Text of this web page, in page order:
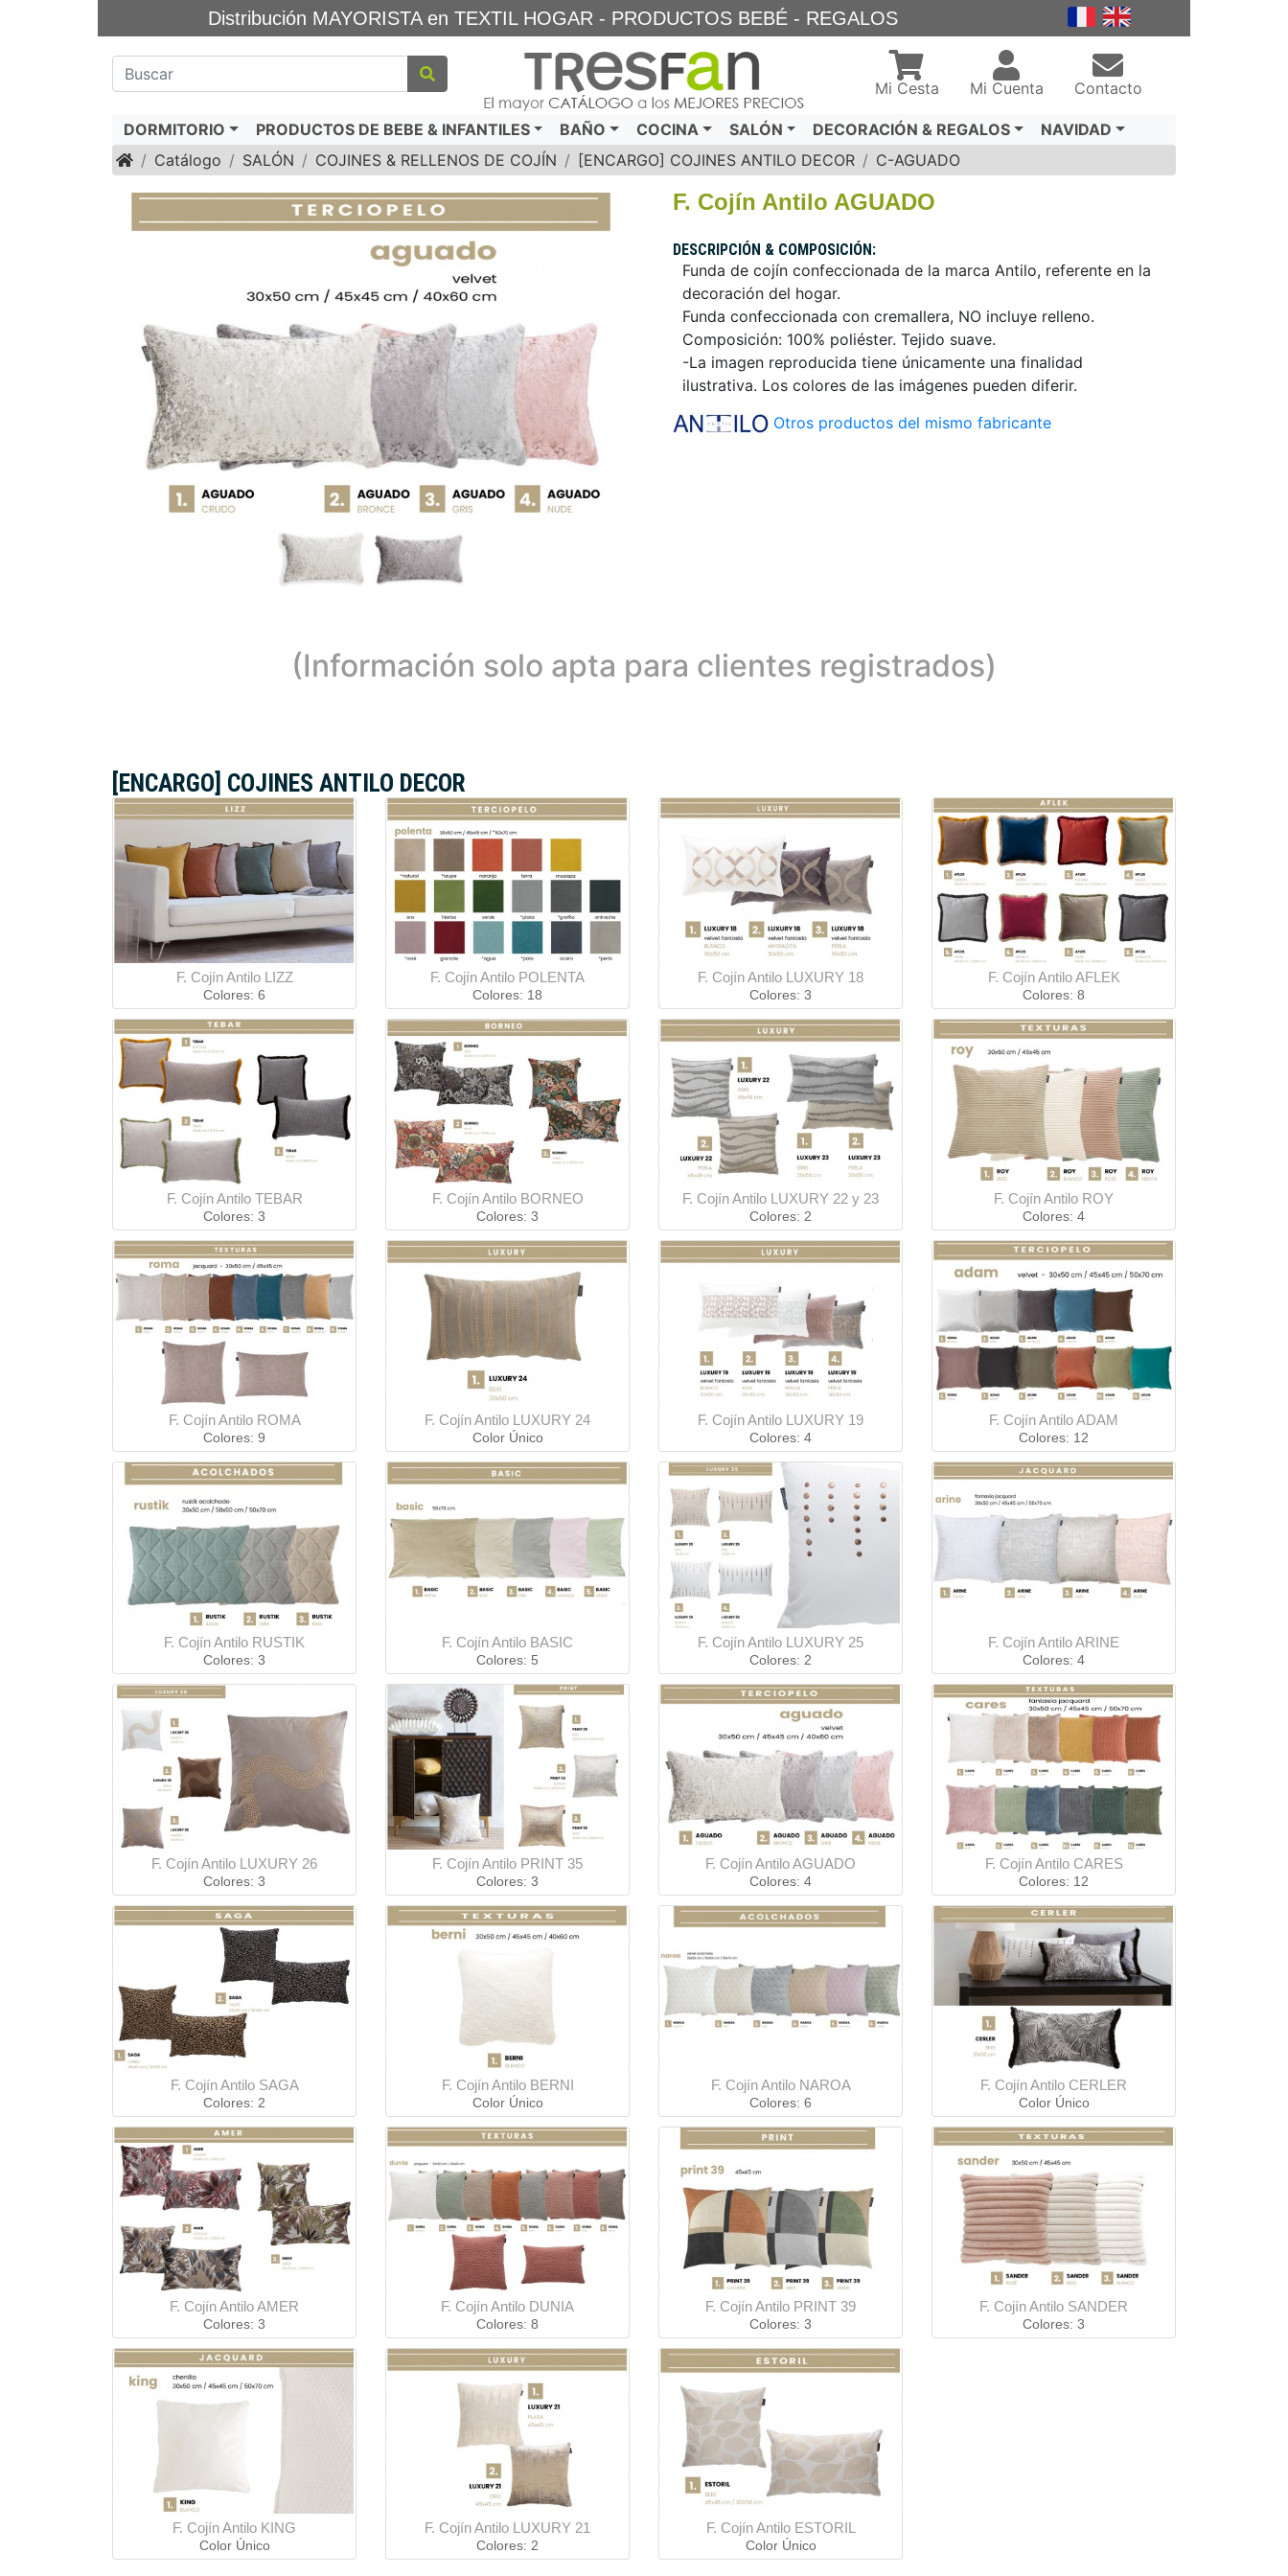
Distribución MAYORISTA en TEXTIL HOGAR - PRODUCTOS BEBÉ - REGALOS
Mi Cesta Mi Cuenta Contacto
DORMITORIO PRODUCTOS DE BEBE & INFANTILES BAÑO COCINA SALÓN DECORACIÓN & REGALOS
NAVIDAD
InicioCatálogo SALÓN COJINES & RELLENOS DE COJÍN [ENCARGO] COJINES ANTILO DECOR C-AGUADO
F. Cojín Antilo AGUADO
DESCRIPCIÓN & COMPOSICIÓN:
Funda de cojín confeccionada de la marca Antilo, referente en la
decoración del hogar.
Funda confeccionada con cremallera, NO incluye relleno.
Composición: 100% poliéster. Tejido suave.
-La imagen reproducida tiene únicamente una finalidad
ilustrativa. Los colores de las imágenes pueden diferir.
Otros productos del mismo fabricante
(Información solo apta para clientes registrados)
[ENCARGO] COJINES ANTILO DECOR
F. Cojín Antilo LIZZ
Colores: 6
F. Cojín Antilo POLENTA
Colores: 18
F. Cojín Antilo LUXURY 18
Colores: 3
F. Cojín Antilo AFLEK
Colores: 8
F. Cojín Antilo TEBAR
Colores: 3
F. Cojín Antilo BORNEO
Colores: 3
F. Cojín Antilo LUXURY 22 y 23
Colores: 2
F. Cojín Antilo ROY
Colores: 4
F. Cojín Antilo ROMA
Colores: 9
F. Cojín Antilo LUXURY 24
Color Único
F. Cojín Antilo LUXURY 19
Colores: 4
F. Cojín Antilo ADAM
Colores: 12
F. Cojín Antilo RUSTIK
Colores: 3
F. Cojín Antilo BASIC
Colores: 5
F. Cojín Antilo LUXURY 25
Colores: 2
F. Cojín Antilo ARINE
Colores: 4
F. Cojín Antilo LUXURY 26
Colores: 3
F. Cojín Antilo PRINT 35
Colores: 3
F. Cojín Antilo AGUADO
Colores: 4
F. Cojín Antilo CARES
Colores: 12
F. Cojín Antilo SAGA
Colores: 2
F. Cojín Antilo BERNI
Color Único
F. Cojín Antilo NAROA
Colores: 6
F. Cojín Antilo CERLER
Color Único
F. Cojín Antilo AMER
Colores: 3
F. Cojín Antilo DUNIA
Colores: 8
F. Cojín Antilo PRINT 39
Colores: 3
F. Cojín Antilo SANDER
Colores: 3
F. Cojín Antilo KING
Color Único
F. Cojín Antilo LUXURY 21
Colores: 2
F. Cojín Antilo ESTORIL
Color Único